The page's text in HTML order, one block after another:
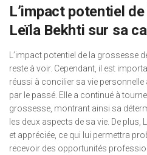
L’impact potentiel
Leïla Bekhti sur sa
L’impact potentiel de la grossesse
reste à voir. Cependant, il est
réussi à concilier sa vie
par le passé. Elle a continué à
grossesse, montrant ainsi sa
les deux aspects de sa vie. De plus,
et appréciée, ce qui lui permettra
recevoir des opportunités